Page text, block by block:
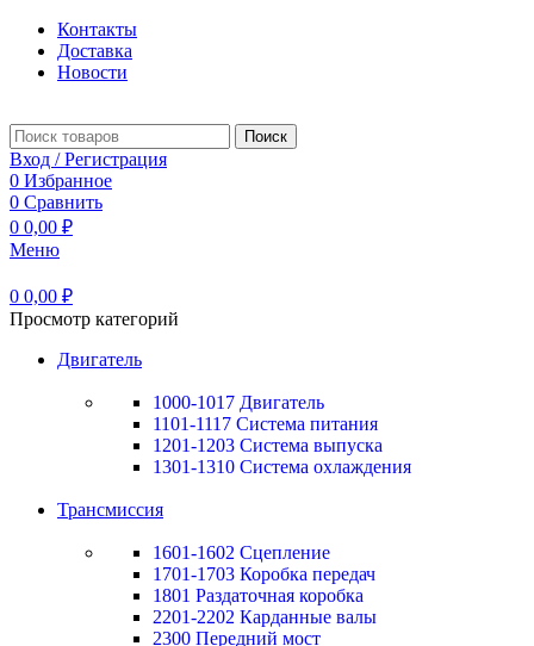
Контакты
Доставка
Новости
Поиск
Вход / Регистрация
0 Избранное
0 Сравнить
0 0,00 ₽
Меню
0 0,00 ₽
Просмотр категорий
Двигатель
1000-1017 Двигатель
1101-1117 Система питания
1201-1203 Система выпуска
1301-1310 Система охлаждения
Трансмиссия
1601-1602 Сцепление
1701-1703 Коробка передач
1801 Раздаточная коробка
2201-2202 Карданные валы
2300 Передний мост